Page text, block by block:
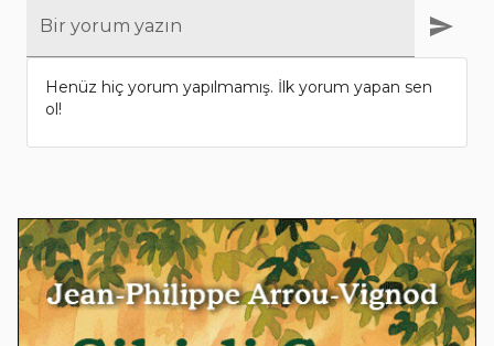
Bir yorum yazın
Henüz hiç yorum yapılmamış. İlk yorum yapan sen
ol!